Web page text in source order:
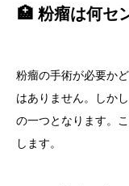
🏥 粉瘤は何セ
粉瘤の手術が必要か
はありません。しかし
の一つとなります。
します。